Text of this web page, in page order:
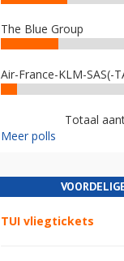
The Blue Group
Air-France-KLM-SAS(-
Totaal
Meer polls
TUI vliegtickets